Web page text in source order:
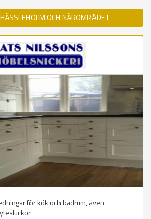
OCH NÄROMRÅDET
för kök och badrum, även